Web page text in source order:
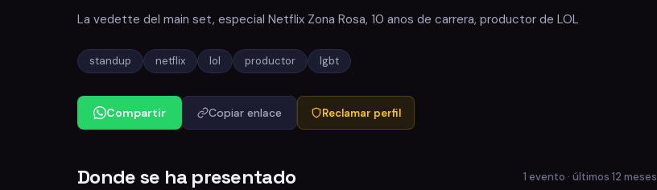
La vedette del main set, especial Netflix Zona Rosa, 10 anos de carrera, productor de LOL
standup netflix lol productor lgbt
Compartir Copiar enlace Reclamar perfil
Donde se ha presentado 1 evento · últimos 12 meses